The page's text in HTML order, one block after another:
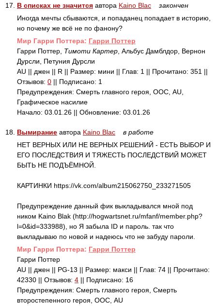
17. В списках не значится автора Kaino Blac
закончен
Иногда мечты сбываются, и попаданец попадает в историю,
но почему же всё не по фанону?
Mир Гарри Поттера: Гарри Поттер
Гарри Поттер, Тимоти Картер , Альбус Дамблдор, Вернон
Дурсли, Петуния Дурсли
AU || джен || R || Размер: мини || Глав: 1 || Прочитано: 351 ||
Отзывов: 0 || Подписано: 1
Предупреждения: Смерть главного героя, ООС, AU,
Графическое насилие
Начало: 03.01.26 || Обновление: 03.01.26
18. Вымирание автора Kaino Blac
в работе
НЕТ ВЕРНЫХ ИЛИ НЕ ВЕРНЫХ РЕШЕНИЙ - ЕСТЬ ВЫБОР И
ЕГО ПОСЛЕДСТВИЯ И ТЯЖЕСТЬ ПОСЛЕДСТВИЙ МОЖЕТ
БЫТЬ НЕ ПОДЪЁМНОЙ.
КАРТИНКИ https://vk.com/album215062750_233271505
Предупреждение данный фик выкладывался мной под
ником Kaino Blak (http://hogwartsnet.ru/mfanf/member.php?
l=0&id=333988), но Я забыла ID и пароль. так что
выкладываю по новой и надеюсь что не забуду пароли.
Mир Гарри Поттера: Гарри Поттер
Гарри Поттер
AU || джен || PG-13 || Размер: макси || Глав: 74 || Прочитано:
42330 || Отзывов: 4 || Подписано: 16
Предупреждения: Смерть главного героя, Смерть
второстепенного героя, ООС, AU